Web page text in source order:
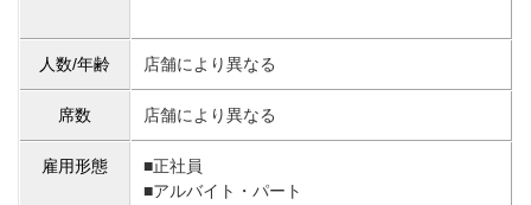
人数/年齢 店舗により異なる
席数 店舗により異なる
雇用形態
■正社員
■アルバイト・パート